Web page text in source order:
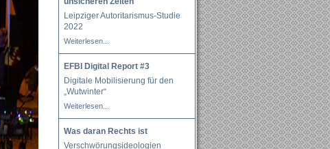
Leipziger Autoritarismus-Studie
2022
Weiterlesen...
EFBI Digital Report #3
Digitale Mobilisierung für den
„Wutwinter“
Weiterlesen...
Was daran Rechts ist
Verschwörungsideologien